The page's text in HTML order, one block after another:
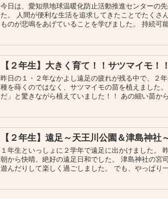
今日は、愛知県地球温暖化防止活動推進センターの
た。 人間が便利な生活を追求してきたことでたくさ
ものが悲鳴をあげていることを学びました。 持続可
【２年生】大きく育て！！サツマイモ！
昨日の１・２年なかよし遠足の疲れが残る中で、２
種を蒔くのではなく、サツマイモの苗を植えました
だ」と驚きながら植えていました！！ あの細い苗から
【２年生】遠足～天王川公園＆津島神社
１年生といっしょに２学年で遠足に出かけました。
朝から快晴。絶好の遠足日和でした。 津島神社の宮
遊んだりして楽しく過ごしました。 でも、やっぱり一